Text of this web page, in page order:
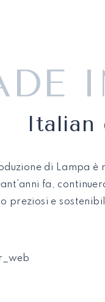
Italian
di Lampa
fa,
preziosi e